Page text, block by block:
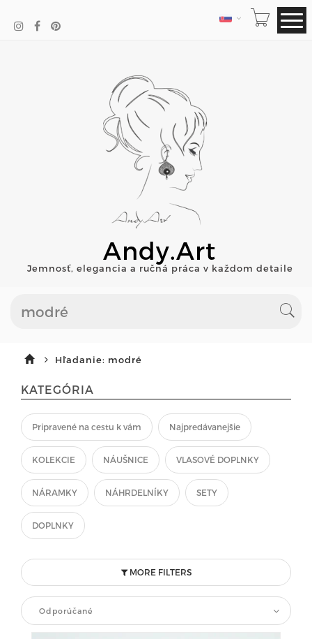
JAZYK
Andy.Art
Jemnosť, elegancia a ručná práca v každom detaile
Hľadanie: modré
KATEGÓRIA
Pripravené na cestu k vám Najpredávanejšie
KOLEKCIE NÁUŠNICE VLASOVÉ DOPLNKY
NÁRAMKY NÁHRDELNÍKY SETY
DOPLNKY
MORE FILTERS
Odporúčané